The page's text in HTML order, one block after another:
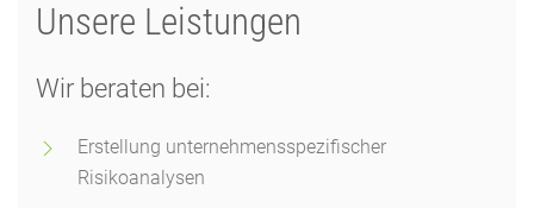
Unsere Leistungen
Wir beraten bei:
Erstellung unternehmensspezifischer
Risikoanalysen